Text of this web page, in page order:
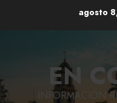
agosto
EN
INFORMACIÓN